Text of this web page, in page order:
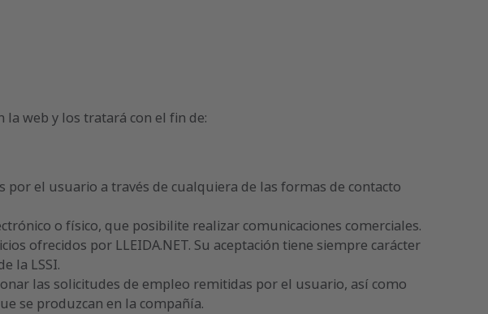
la web y los tratará con el fin de:
el usuario a través de cualquiera de las formas de contacto
o físico, que posibilite realizar comunicaciones comerciales.
ofrecidos por LLEIDA.NET. Su aceptación tiene siempre carácter
la LSSI.
las solicitudes de empleo remitidas por el usuario, así como
se produzcan en la compañía.